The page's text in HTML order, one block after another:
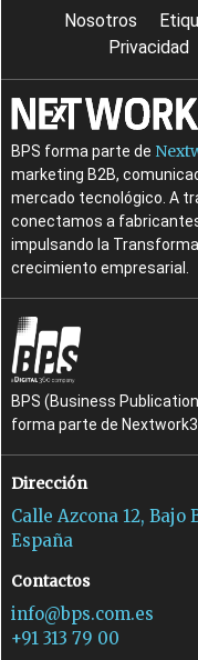
Nosotros
Privacidad
BPS forma parte de
marketing B2B,
mercado tecnológico. A
conectamos a
impulsando la
crecimiento empresarial.
BPS (Business
forma parte de
Dirección
Calle Azcona 12, Bajo
España
Contactos
info@bps.com.es
+91 313 79 00